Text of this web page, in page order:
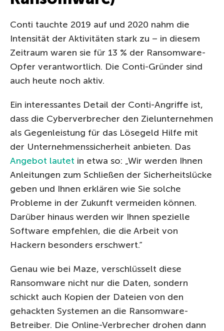
Conti tauchte 2019 auf und 2020 nahm die
Intensität der Aktivitäten stark zu – in diesem
Zeitraum waren sie für 13 % der Ransomware-
Opfer verantwortlich. Die Conti-Gründer sind
auch heute noch aktiv.
Ein interessantes Detail der Conti-Angriffe ist,
dass die Cyberverbrecher den Zielunternehmen
als Gegenleistung für das Lösegeld Hilfe mit
der Unternehmenssicherheit anbieten. Das
Angebot lautet in etwa so: „Wir werden Ihnen
Anleitungen zum Schließen der Sicherheitslücke
geben und Ihnen erklären wie Sie solche
Probleme in der Zukunft vermeiden können.
Darüber hinaus werden wir Ihnen spezielle
Software empfehlen, die die Arbeit von
Hackern besonders erschwert.“
Genau wie bei Maze, verschlüsselt diese
Ransomware nicht nur die Daten, sondern
schickt auch Kopien der Dateien von den
gehackten Systemen an die Ransomware-
Betreiber. Die Online-Verbrecher drohen dann